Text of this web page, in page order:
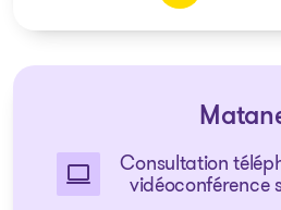
Consultation
vidéoconférence